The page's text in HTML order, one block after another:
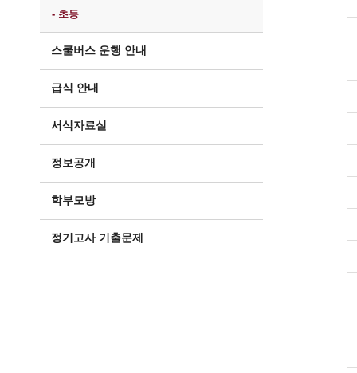
- 초등
스쿨버스 운행 안내
급식 안내
서식자료실
정보공개
학부모방
정기고사 기출문제